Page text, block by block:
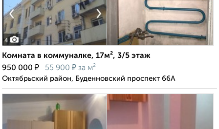
4
Комната в коммуналке, 17м², 3/5 этаж
950 000 ₽ 55 900 ₽ за м²
Октябрьский район, Буденновский проспект 66А